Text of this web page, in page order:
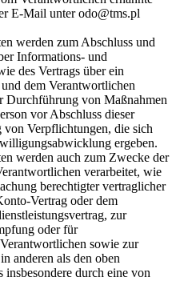
E-Mail unter odo@tms.pl
werden zum Abschluss und
Informations- und
des Vertrags über ein
dem Verantwortlichen
Durchführung von Maßnahmen
vor Abschluss dieser
Verpflichtungen, die sich
ergeben.
werden auch zum Zwecke der
verarbeitet, wie
berechtigter vertraglicher
Vertrag oder dem
zur
oder für
sowie zur
anderen als den oben
insbesondere durch eine von